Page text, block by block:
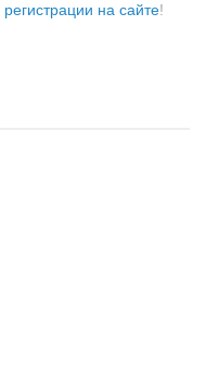
регистрации на сайте!